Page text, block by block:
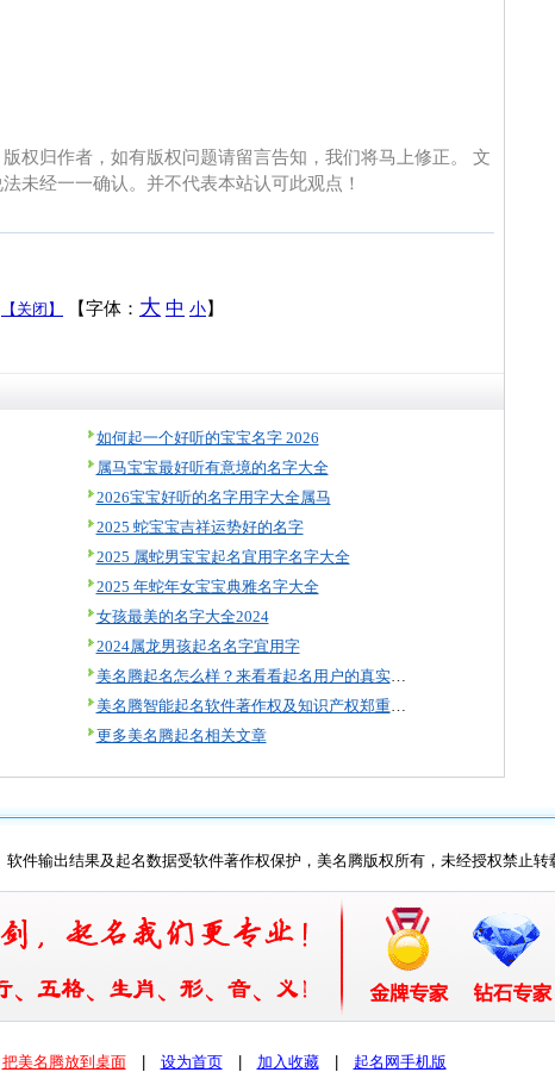
权归作者，如有版权问题请留言告知，我们将马上修正。 文
未经一一确认。并不代表本站认可此观点！
【关闭】 【字体： 大 中 小 】
如何起一个好听的宝宝名字 2026
属马宝宝最好听有意境的名字大全
2026宝宝好听的名字用字大全属马
2025 蛇宝宝吉祥运势好的名字
2025 属蛇男宝宝起名宜用字名字大全
2025 年蛇年女宝宝典雅名字大全
女孩最美的名字大全2024
2024属龙男孩起名名字宜用字
美名腾起名怎么样？来看看起名用户的真实评价！
美名腾智能起名软件著作权及知识产权郑重声明
更多美名腾起名相关文章
件输出结果及起名数据受软件著作权保护，美名腾版权所有，未经授权禁止转
把美名腾放到桌面| 设为首页| 加入收藏| 起名网手机版